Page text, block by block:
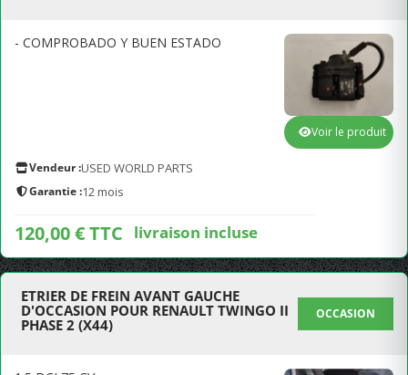
- COMPROBADO Y BUEN ESTADO
Vendeur :USED WORLD PARTS
Garantie :12 mois
120,00 € TTC livraison incluse
Voir le produit
ETRIER DE FREIN AVANT GAUCHE
D'OCCASION POUR RENAULT TWINGO II
PHASE 2 (X44)
OCCASION